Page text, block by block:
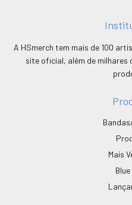
A HSmerch tem mais de 100
site oficial, além de milhares
Mais